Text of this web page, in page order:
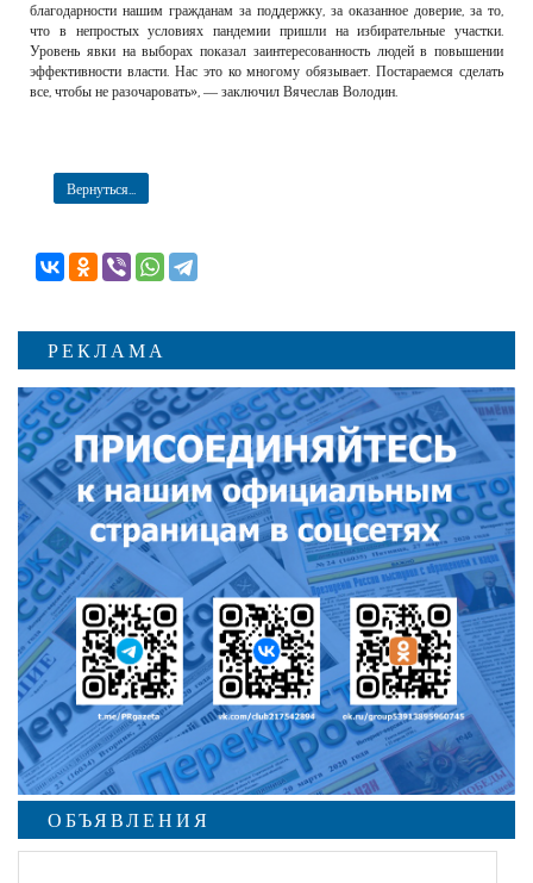
благодарности нашим гражданам за поддержку, за оказанное доверие, за то,
что в непростых условиях пандемии пришли на избирательные участки.
Уровень явки на выборах показал заинтересованность людей в повышении
эффективности власти. Нас это ко многому обязывает. Постараемся сделать
все, чтобы не разочаровать», — заключил Вячеслав Володин.
Вернуться...
РЕКЛАМА
ОБЪЯВЛЕНИЯ